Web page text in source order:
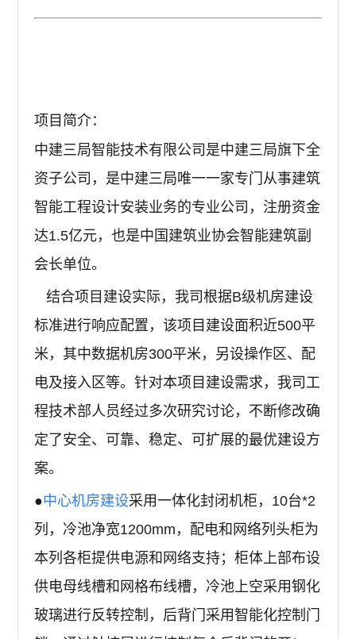
项目简介：
中建三局智能技术有限公司是中建三局旗下全
资子公司，是中建三局唯一一家专门从事建筑
智能工程设计安装业务的专业公司，注册资金
达1.5亿元，也是中国建筑业协会智能建筑副
会长单位。
结合项目建设实际，我司根据B级机房建设
标准进行响应配置，该项目建设面积近500平
米，其中数据机房300平米，另设操作区、配
电及接入区等。针对本项目建设需求，我司工
程技术部人员经过多次研究讨论，不断修改确
定了安全、可靠、稳定、可扩展的最优建设方
案。
●中心机房建设采用一体化封闭机柜，10台*2
列，冷池净宽1200mm，配电和网络列头柜为
本列各柜提供电源和网络支持；柜体上部布设
供电母线槽和网格布线槽，冷池上空采用钢化
玻璃进行反转控制，后背门采用智能化控制门